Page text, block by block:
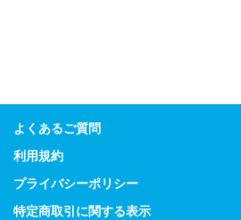
よくあるご質問
利用規約
プライバシーポリシー
特定商取引に関する表示